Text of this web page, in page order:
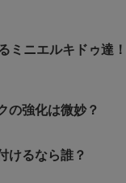
るミニエルキドゥ
の強化は微妙？
けるなら誰？